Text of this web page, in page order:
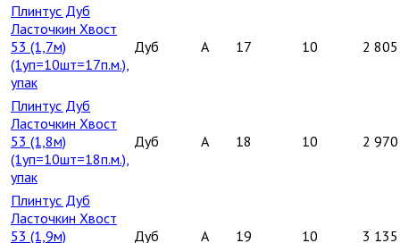
Плинтус Дуб
Ласточкин Хвост
53 (1,7м)
(1уп=10шт=17п.м.),
упак
Дуб A 17 10 2 805
Плинтус Дуб
Ласточкин Хвост
53 (1,8м)
(1уп=10шт=18п.м.),
упак
Дуб A 18 10 2 970
Плинтус Дуб
Ласточкин Хвост
53 (1,9м)
Дуб A 19 10 3 135